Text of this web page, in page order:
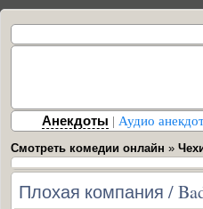
Анекдоты | Аудио
Смотреть комедии онлайн »
Плохая компания /